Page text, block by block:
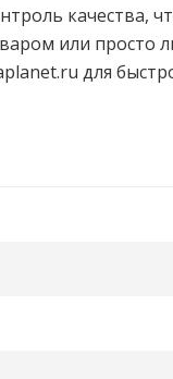
качества,
или просто
для